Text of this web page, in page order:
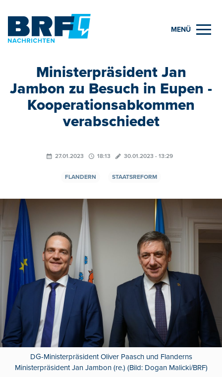
MENÜ
Ministerpräsident Jan
Jambon zu Besuch in Eupen -
Kooperationsabkommen
verabschiedet
27.01.2023 18:13 30.01.2023 - 13:29
FLANDERN STAATSREFORM
DG-Ministerpräsident Oliver Paasch und Flanderns
Ministerpräsident Jan Jambon (re.) (Bild: Dogan Malicki/BRF)